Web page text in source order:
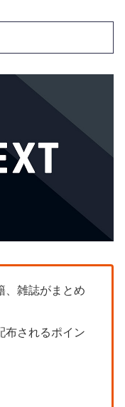
、雑誌がまとめ
布されるポイン